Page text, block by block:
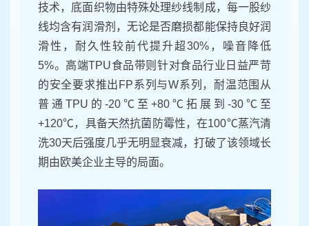
技术，底面织物由特殊处理纱线制成，每一股纱
线均含有润滑剂，无论是否磨损都能保持良好润
滑性，耐久性较前代提升超30%，噪音降低
5%。高端TPU食品带则针对食品行业日益严苛
的安全要求推出FP系列与W系列，耐温范围从
普通TPU的-20℃至+80℃拓展到-30℃至
+120℃，具备天然抗菌防霉性，在100℃蒸汽清
洗30天后强度几乎无明显衰减，打破了该领域长
期由欧美企业主导的局面。